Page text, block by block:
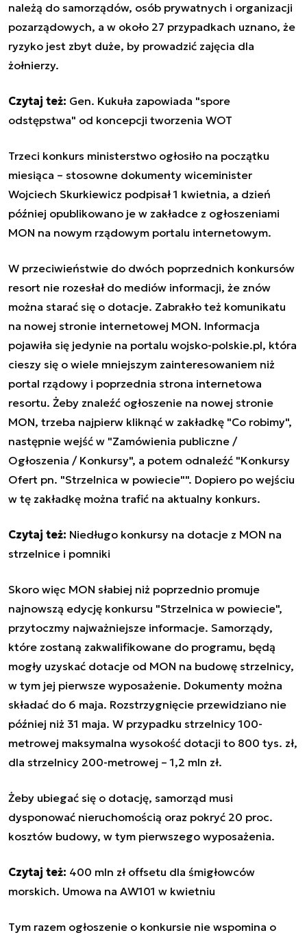
należą do samorządów, osób prywatnych i organizacji
pozarządowych, a w około 27 przypadkach uznano, że
ryzyko jest zbyt duże, by prowadzić zajęcia dla
żołnierzy.
Czytaj też: Gen. Kukuła zapowiada "spore
odstępstwa" od koncepcji tworzenia WOT
Trzeci konkurs ministerstwo ogłosiło na początku
miesiąca – stosowne dokumenty wiceminister
Wojciech Skurkiewicz podpisał 1 kwietnia, a dzień
później opublikowano je w zakładce z ogłoszeniami
MON na nowym rządowym portalu internetowym.
W przeciwieństwie do dwóch poprzednich konkursów
resort nie rozesłał do mediów informacji, że znów
można starać się o dotacje. Zabrakło też komunikatu
na nowej stronie internetowej MON. Informacja
pojawiła się jedynie na portalu wojsko-polskie.pl, która
cieszy się o wiele mniejszym zainteresowaniem niż
portal rządowy i poprzednia strona internetowa
resortu. Żeby znaleźć ogłoszenie na nowej stronie
MON, trzeba najpierw kliknąć w zakładkę "Co robimy",
następnie wejść w "Zamówienia publiczne /
Ogłoszenia / Konkursy", a potem odnaleźć "Konkursy
Ofert pn. "Strzelnica w powiecie"". Dopiero po wejściu
w tę zakładkę można trafić na aktualny konkurs.
Czytaj też: Niedługo konkursy na dotacje z MON na
strzelnice i pomniki
Skoro więc MON słabiej niż poprzednio promuje
najnowszą edycję konkursu "Strzelnica w powiecie",
przytoczmy najważniejsze informacje. Samorządy,
które zostaną zakwalifikowane do programu, będą
mogły uzyskać dotacje od MON na budowę strzelnicy,
w tym jej pierwsze wyposażenie. Dokumenty można
składać do 6 maja. Rozstrzygnięcie przewidziano nie
później niż 31 maja. W przypadku strzelnicy 100-
metrowej maksymalna wysokość dotacji to 800 tys. zł,
dla strzelnicy 200-metrowej – 1,2 mln zł.
Żeby ubiegać się o dotację, samorząd musi
dysponować nieruchomością oraz pokryć 20 proc.
kosztów budowy, w tym pierwszego wyposażenia.
Czytaj też: 400 mln zł offsetu dla śmigłowców
morskich. Umowa na AW101 w kwietniu
Tym razem ogłoszenie o konkursie nie wspomina o